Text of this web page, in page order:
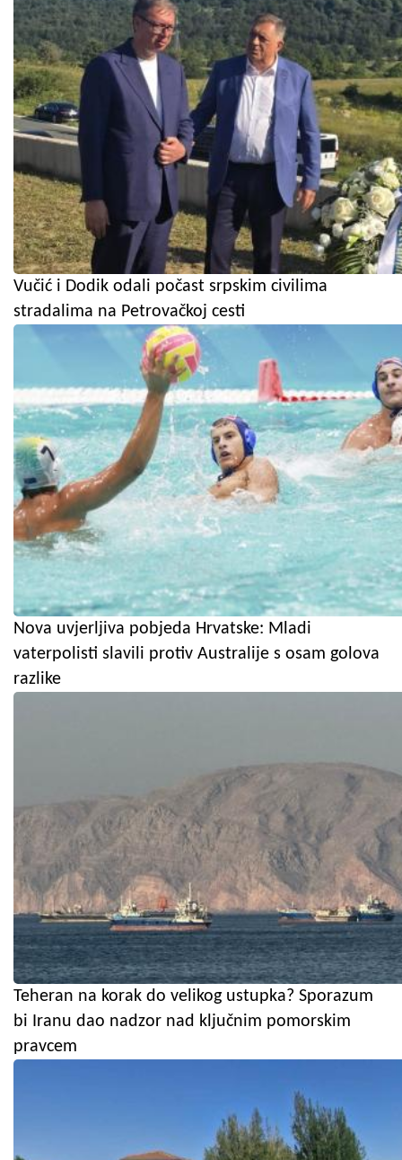
Vučić i Dodik odali počast srpskim civilima
stradalima na Petrovačkoj cesti
Nova uvjerljiva pobjeda Hrvatske: Mladi
vaterpolisti slavili protiv Australije s osam golova
razlike
Teheran na korak do velikog ustupka? Sporazum
bi Iranu dao nadzor nad ključnim pomorskim
pravcem